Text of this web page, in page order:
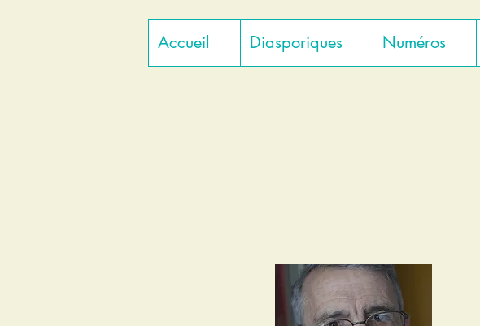
Accueil Diasporiques Numéros